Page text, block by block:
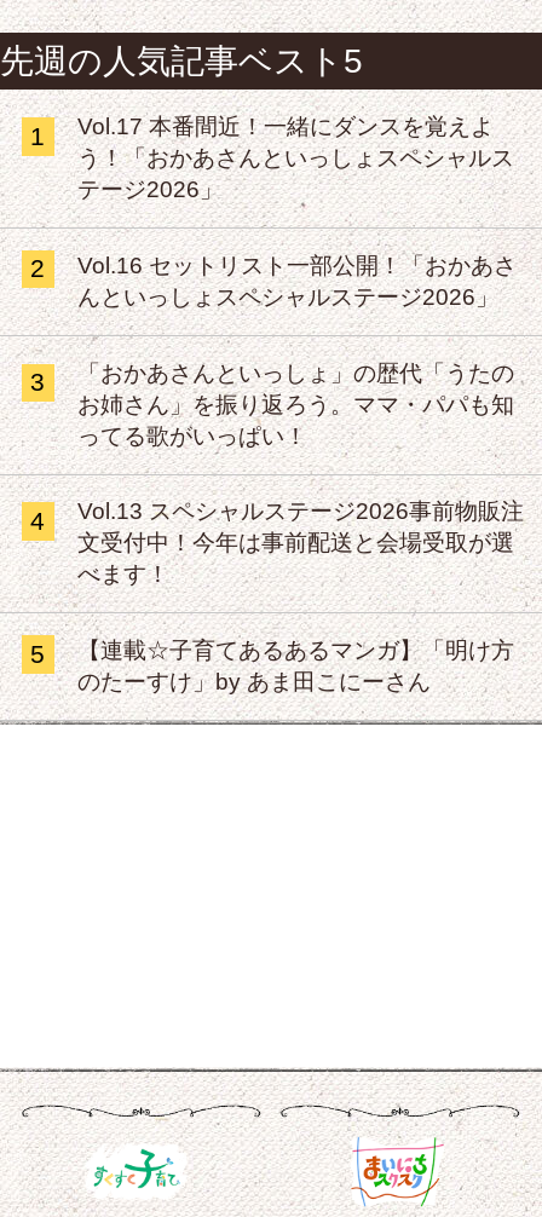
先週の人気記事ベスト5
1
Vol.17 本番間近！一緒にダンスを覚えよ
う！「おかあさんといっしょスペシャルス
テージ2026」
2
Vol.16 セットリスト一部公開！「おかあさ
んといっしょスペシャルステージ2026」
3
「おかあさんといっしょ」の歴代「うたの
お姉さん」を振り返ろう。ママ・パパも知
ってる歌がいっぱい！
4
Vol.13 スペシャルステージ2026事前物販注
文受付中！今年は事前配送と会場受取が選
べます！
5
【連載☆子育てあるあるマンガ】「明け方
のたーすけ」by あま田こにーさん